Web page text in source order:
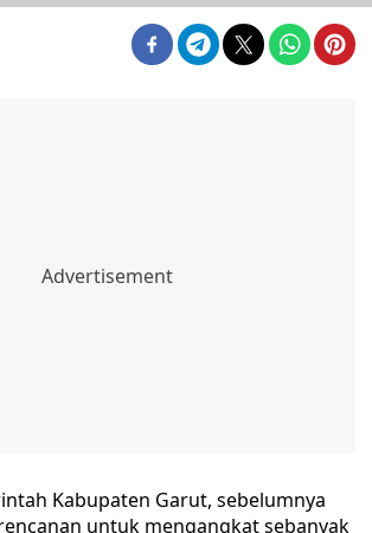
Kabupaten Garut, sebelumnya
untuk mengangkat sebanyak